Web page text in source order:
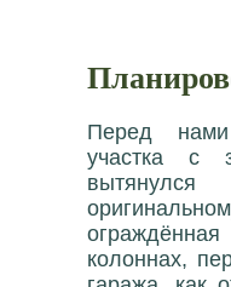
Перед
участка с
колоннах,